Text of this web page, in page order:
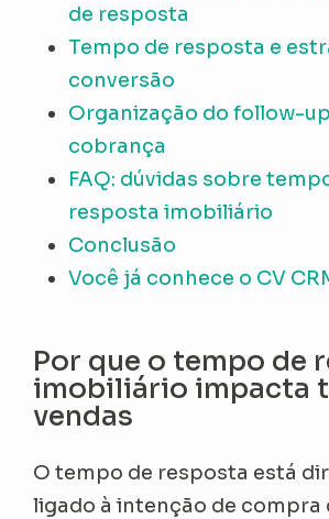
de resposta
Tempo de resposta e
conversão
Organização do follow-
cobrança
FAQ: dúvidas sobre
resposta imobiliário
Conclusão
Você já conhece o CV
Por que o tempo de
imobiliário impacta
vendas
O tempo de resposta está
ligado à intenção de compra